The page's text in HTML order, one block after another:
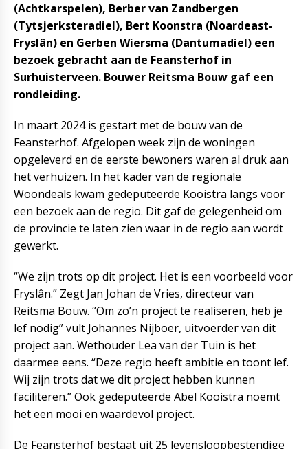
(Achtkarspelen), Berber van Zandbergen
(Tytsjerksteradiel), Bert Koonstra (Noardeast-
Fryslân) en Gerben Wiersma (Dantumadiel) een
bezoek gebracht aan de Feansterhof in
Surhuisterveen. Bouwer Reitsma Bouw gaf een
rondleiding.
In maart 2024 is gestart met de bouw van de
Feansterhof. Afgelopen week zijn de woningen
opgeleverd en de eerste bewoners waren al druk aan
het verhuizen. In het kader van de regionale
Woondeals kwam gedeputeerde Kooistra langs voor
een bezoek aan de regio. Dit gaf de gelegenheid om
de provincie te laten zien waar in de regio aan wordt
gewerkt.
“We zijn trots op dit project. Het is een voorbeeld voor
Fryslân.” Zegt Jan Johan de Vries, directeur van
Reitsma Bouw. “Om zo’n project te realiseren, heb je
lef nodig” vult Johannes Nijboer, uitvoerder van dit
project aan. Wethouder Lea van der Tuin is het
daarmee eens. “Deze regio heeft ambitie en toont lef.
Wij zijn trots dat we dit project hebben kunnen
faciliteren.” Ook gedeputeerde Abel Kooistra noemt
het een mooi en waardevol project.
De Feansterhof bestaat uit 25 levensloopbestendige